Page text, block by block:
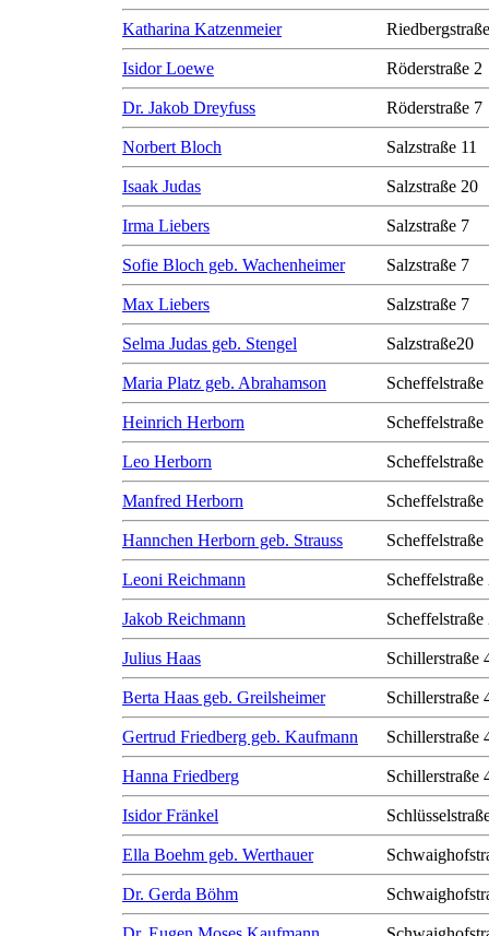
Katharina Katzenmeier
Isidor Loewe Röderstraße 2
Dr. Jakob Dreyfuss Röderstraße 7
Norbert Bloch Salzstraße 11
Isaak Judas Salzstraße 20
Irma Liebers Salzstraße 7
Sofie Bloch geb. Wachenheimer Salzstraße 7
Max Liebers Salzstraße 7
Selma Judas geb. Stengel Salzstraße20
Maria Platz geb. Abrahamson Scheffelstraße
Heinrich Herborn Scheffelstraße
Leo Herborn Scheffelstraße
Manfred Herborn Scheffelstraße
Hannchen Herborn geb. Strauss Scheffelstraße
Leoni Reichmann Scheffelstraße
Jakob Reichmann Scheffelstraße
Julius Haas Schillerstraße
Berta Haas geb. Greilsheimer Schillerstraße
Gertrud Friedberg geb. Kaufmann Schillerstraße
Hanna Friedberg Schillerstraße
Isidor Fränkel
Ella Boehm geb. Werthauer
Dr. Gerda Böhm